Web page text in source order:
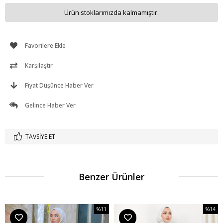
Ürün stoklarımızda kalmamıştır.
Favorilere Ekle
Karşılaştır
Fiyat Düşünce Haber Ver
Gelince Haber Ver
TAVSIYE ET
Benzer Ürünler
%11
İndirim
%14